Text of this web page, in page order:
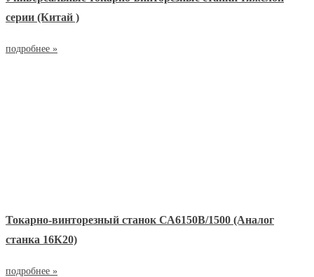
серии (Китай )
подробнее »
Токарно-винторезный станок СА6150B/1500 (Аналог
станка 16К20)
подробнее »